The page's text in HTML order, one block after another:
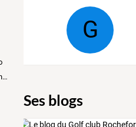
G
Ses blogs